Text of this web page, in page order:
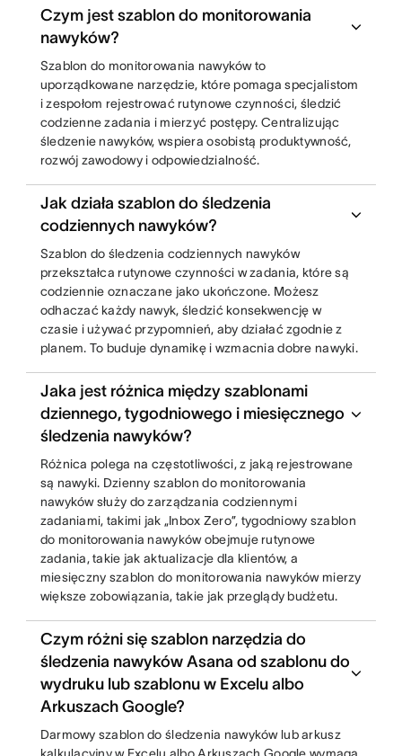
Czym jest szablon do monitorowania
nawyków?
Szablon do monitorowania nawyków to
uporządkowane narzędzie, które pomaga specjalistom
i zespołom rejestrować rutynowe czynności, śledzić
codzienne zadania i mierzyć postępy. Centralizując
śledzenie nawyków, wspiera osobistą produktywność,
rozwój zawodowy i odpowiedzialność.
Jak działa szablon do śledzenia
codziennych nawyków?
Szablon do śledzenia codziennych nawyków
przekształca rutynowe czynności w zadania, które są
codziennie oznaczane jako ukończone. Możesz
odhaczać każdy nawyk, śledzić konsekwencję w
czasie i używać przypomnień, aby działać zgodnie z
planem. To buduje dynamikę i wzmacnia dobre nawyki.
Jaka jest różnica między szablonami
dziennego, tygodniowego i miesięcznego
śledzenia nawyków?
Różnica polega na częstotliwości, z jaką rejestrowane
są nawyki. Dzienny szablon do monitorowania
nawyków służy do zarządzania codziennymi
zadaniami, takimi jak „Inbox Zero”, tygodniowy szablon
do monitorowania nawyków obejmuje rutynowe
zadania, takie jak aktualizacje dla klientów, a
miesięczny szablon do monitorowania nawyków mierzy
większe zobowiązania, takie jak przeglądy budżetu.
Czym różni się szablon narzędzia do
śledzenia nawyków Asana od szablonu do
wydruku lub szablonu w Excelu albo
Arkuszach Google?
Darmowy szablon do śledzenia nawyków lub arkusz